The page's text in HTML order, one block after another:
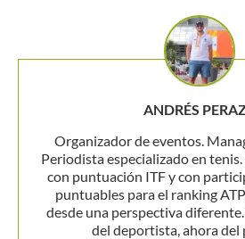
ANDRÉS
Organizador de eventos.
Periodista especializado en
con puntuación ITF y con
puntuables para el ranking
desde una perspectiva
del deportista, ahora del